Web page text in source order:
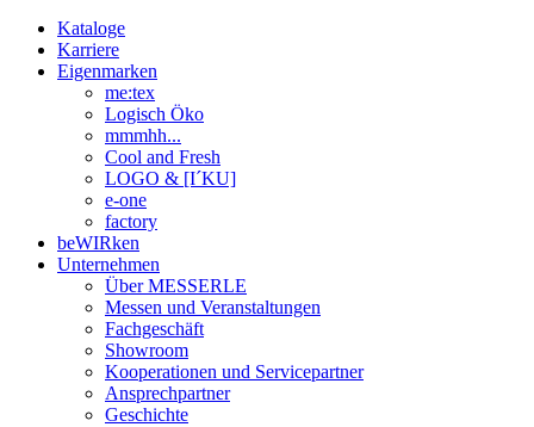
Kataloge
Karriere
Eigenmarken
me:tex
Logisch Öko
mmmhh...
Cool and Fresh
LOGO & [I´KU]
e-one
factory
beWIRken
Unternehmen
Über MESSERLE
Messen und Veranstaltungen
Fachgeschäft
Showroom
Kooperationen und Servicepartner
Ansprechpartner
Geschichte